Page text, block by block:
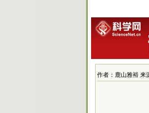
作者：鹿山雅裕 来